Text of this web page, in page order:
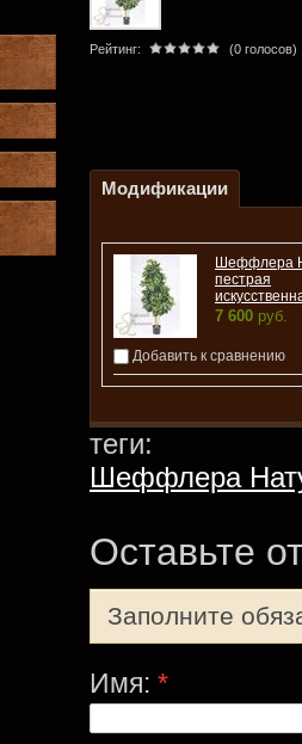
Рейтинг: (0 голосов)
Модификации
Шеффлера
пестрая
7 600 руб.
Добавить к сравнению
теги:
Шеффлера
Оставьте
Заполните
Имя: *